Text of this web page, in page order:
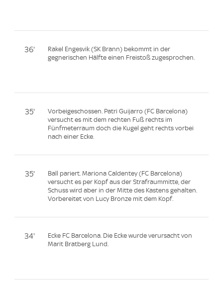
36'
Rakel Engesvik (SK Brann) bekommt in der
gegnerischen Hälfte einen Freistoß zugesprochen.
35'
Vorbeigeschossen. Patri Guijarro (FC Barcelona)
versucht es mit dem rechten Fuß rechts im
Fünfmeterraum doch die Kugel geht rechts vorbei
nach einer Ecke.
35'
Ball pariert. Mariona Caldentey (FC Barcelona)
versucht es per Kopf aus der Strafraummitte, der
Schuss wird aber in der Mitte des Kastens gehalten.
Vorbereitet von Lucy Bronze mit dem Kopf.
34'
Ecke FC Barcelona. Die Ecke wurde verursacht von
Marit Bratberg Lund.